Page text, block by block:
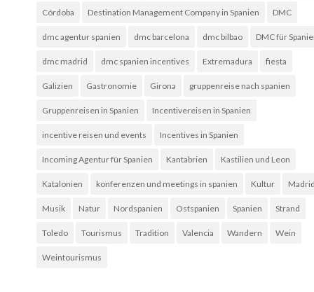
Córdoba Destination Management Company in Spanien DMC
dmc agentur spanien dmc barcelona dmc bilbao DMC für
dmc madrid dmc spanien incentives Extremadura fiesta
Galizien Gastronomie Girona gruppenreise nach spanien
Gruppenreisen in Spanien Incentivereisen in Spanien
incentive reisen und events Incentives in Spanien
Incoming Agentur für Spanien Kantabrien Kastilien und Leon
Katalonien konferenzen und meetings in spanien Kultur
Musik Natur Nordspanien Ostspanien Spanien Strand
Toledo Tourismus Tradition Valencia Wandern Wein
Weintourismus